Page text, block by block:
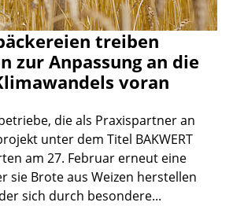
treiben
zur Anpassung an die
voran
die als Praxispartner an
unter dem Titel BAKWERT
am 27. Februar erneut eine
sie Brote aus Weizen herstellen
sich durch besondere...